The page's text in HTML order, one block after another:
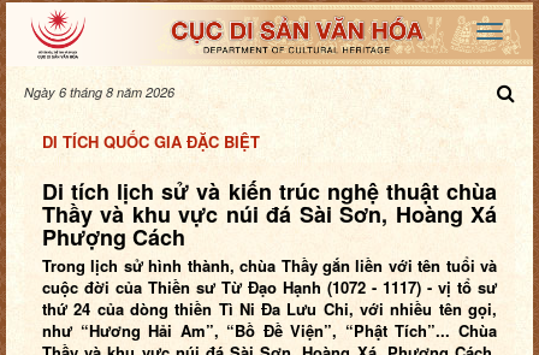
Ngày 6 tháng 8 năm 2026
DI TÍCH QUỐC GIA ĐẶC BIỆT
Di tích lịch sử và kiến trúc nghệ thuật chùa
Thầy và khu vực núi đá Sài Sơn, Hoàng Xá
Phượng Cách
Trong lịch sử hình thành, chùa Thầy gắn liền với tên tuổi và
cuộc đời của Thiền sư Từ Đạo Hạnh (1072 - 1117) - vị tổ sư
thứ 24 của dòng thiền Tì Ni Đa Lưu Chi, với nhiều tên gọi,
như “Hương Hải Am”, “Bồ Đề Viện”, “Phật Tích”... Chùa